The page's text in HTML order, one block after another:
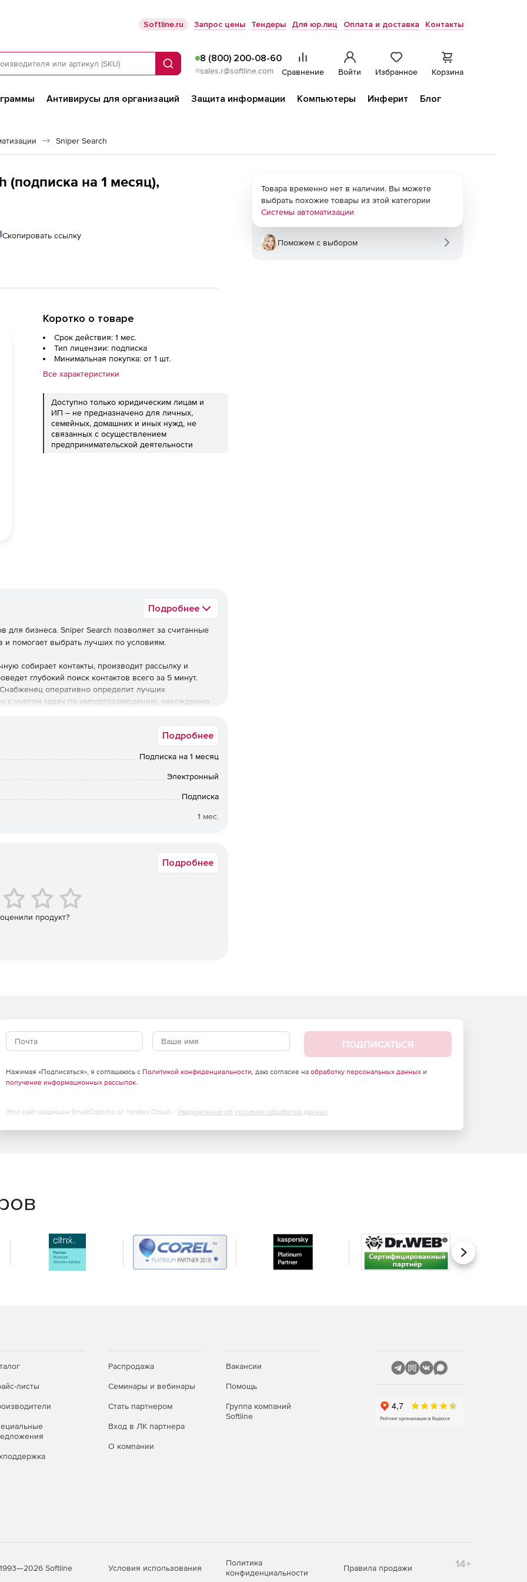
Softline.ru Запрос цены Тендеры Для юр.лиц Оплата и доставка Контакты
Поиск
8 (800) 200-08-60
sales.r@softline.com Сравнение Войти Избранное Корзина
Антивирусы для организаций Защита информации Компьютеры Инферит
Блог
Sniper Search
(подписка на 1 месяц),
Скопировать ссылку
Коротко о товаре
Срок действия: 1 мес.
Тип лицензии: подписка
Минимальная покупка: от 1 шт.
Все характеристики
Доступно только юридическим лицам и
ИП – не предназначено для личных,
семейных, домашних и иных нужд, не
связанных с осуществлением
предпринимательской деятельности
Подробнее
для бизнеса. Sniper Search позволяет за считанные
и помогает выбрать лучших по условиям.
собирает контакты, производит рассылку и
глубокий поиск контактов всего за 5 минут.
оперативно определит лучших
с учетом задач по импортозамещению, нахождению
или услуги, аналогичный тому, что вводился
ключевых фраз, а также установить оптимальное
Сервис автоматически найдет все работающие сайты
отправки. Программа позволяет подгружать e-
контакты в стоп-лист. При необходимости можно
к запросам) за месяц. Отображается текущее
Подробнее
Подписка на 1 месяц
Электронный
Подписка
1 мес.
Подробнее
продукт?
Товара временно нет в наличии. Вы можете
выбрать похожие товары из этой категории
Системы автоматизации
Поможем с выбором
ПОДПИСАТЬСЯ
Нажимая «Подписаться», я соглашаюсь с Политикой конфиденциальности, даю согласие на обработку персональных данныхи
получение информационных рассылок.
Этот сайт защищен SmartCaptcha от Yandex Cloud - Уведомление об условиях обработки данных
Вперед
листы
Распродажа
Семинары и вебинары
Стать партнером
Вход в ЛК партнера
О компании
Вакансии
Помощь
Группа компаний
Softline
Softline Условия использования
Политика
конфиденциальности
Правила продажи 14+